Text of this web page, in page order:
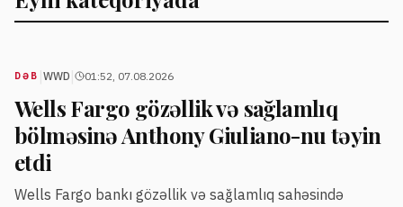
DƏB WWD 01:52, 07.08.2026
Wells Fargo gözəllik və sağlamlıq
bölməsinə Anthony Giuliano-nu təyin
etdi
Wells Fargo bankı gözəllik və sağlamlıq sahəsində